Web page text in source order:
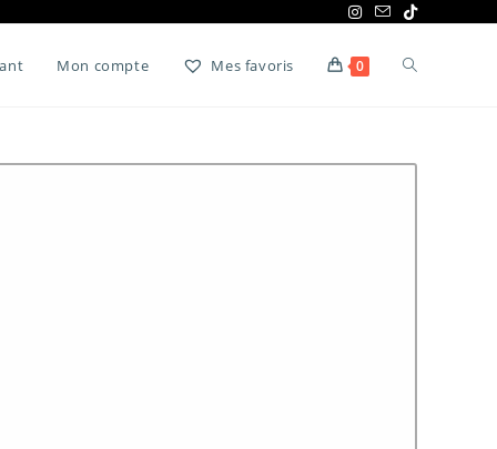
Mon compte Mes favoris 0